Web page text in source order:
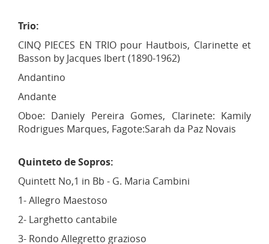
Trio:
CINQ PIECES EN TRIO pour Hautbois, Clarinette et
Basson by Jacques Ibert (1890-1962)
Andantino
Andante
Oboe: Daniely Pereira Gomes, Clarinete: Kamily
Rodrigues Marques, Fagote:Sarah da Paz Novais
Quinteto de Sopros:
Quintett No,1 in Bb - G. Maria Cambini
1- Allegro Maestoso
2- Larghetto cantabile
3- Rondo Allegretto grazioso